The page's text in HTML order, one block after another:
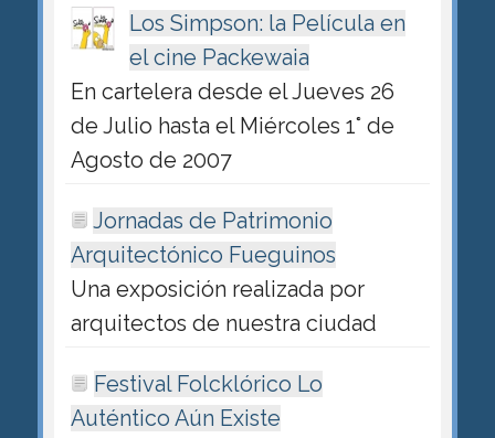
Los Simpson: la Película en
el cine Packewaia
En cartelera desde el Jueves 26
de Julio hasta el Miércoles 1° de
Agosto de 2007
Jornadas de Patrimonio
Arquitectónico Fueguinos
Una exposición realizada por
arquitectos de nuestra ciudad
Festival Folcklórico Lo
Auténtico Aún Existe